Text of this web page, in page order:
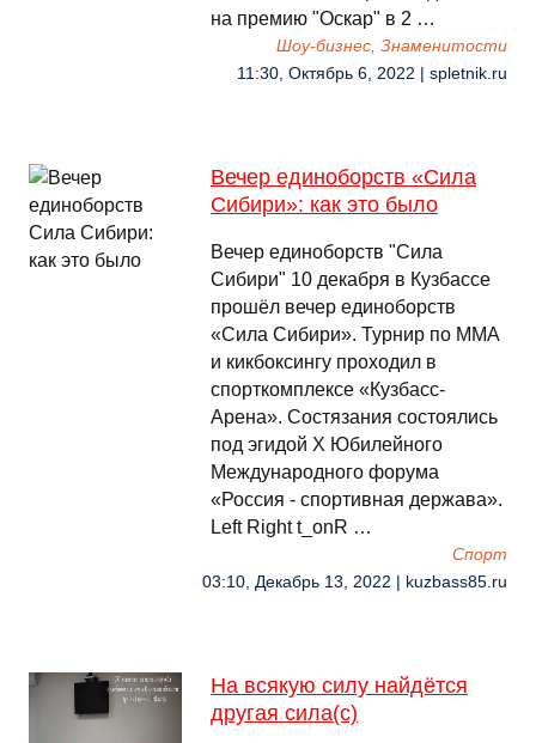
на премию "Оскар" в 2 …
Шоу-бизнес, Знаменитости
11:30, Октябрь 6, 2022 | spletnik.ru
Вечер единоборств «Сила
Сибири»: как это было
Вечер единоборств "Сила
Сибири" 10 декабря в Кузбассе
прошёл вечер единоборств
«Сила Сибири». Турнир по ММА
и кикбоксингу проходил в
спорткомплексе «Кузбасс-
Арена». Состязания состоялись
под эгидой Х Юбилейного
Международного форума
«Россия - спортивная держава».
Left Right t_onR …
Спорт
03:10, Декабрь 13, 2022 | kuzbass85.ru
На всякую силу найдётся
другая сила(с)